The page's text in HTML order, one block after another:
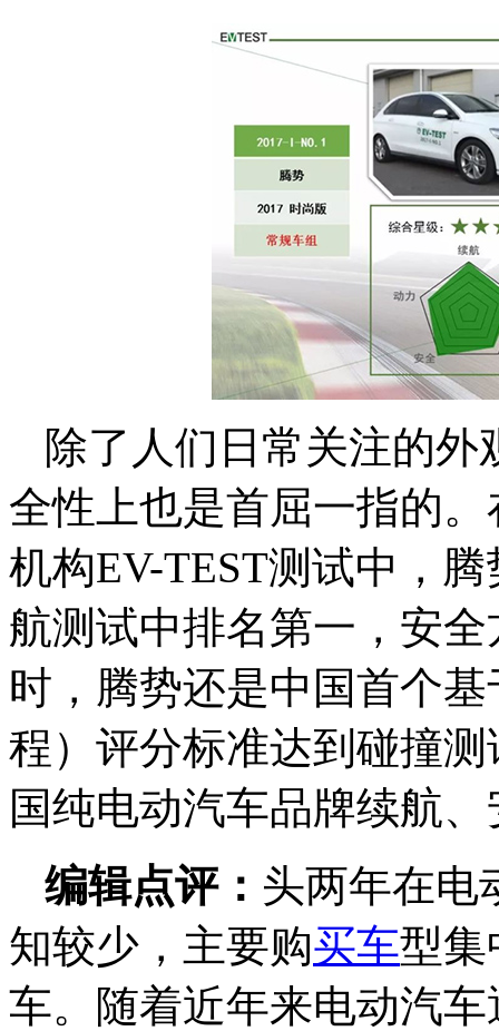
除了人们日常关注的
全性上也是首屈一指的
机构EV-TEST测试中，
航测试中排名第一，安
时，腾势还是中国首个
程）评分标准达到碰撞
国纯电动汽车品牌续航
编辑点评： 头两年在电
知较少，主要购买车型集
车。随着近年来电动汽